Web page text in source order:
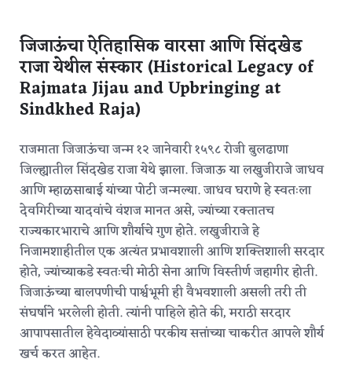
जिजाऊंचा ऐतिहासिक वारसा आणि सिंदखेड
राजा येथील संस्कार (Historical Legacy of
Rajmata Jijau and Upbringing at
Sindkhed Raja)
राजमाता जिजाऊंचा जन्म १२ जानेवारी १५९८ रोजी बुलढाणा
जिल्ह्यातील सिंदखेड राजा येथे झाला.जिजाऊ या लखुजीराजे जाधव
आणि म्हाळसाबाई यांच्या पोटी जन्मल्या. जाधव घराणे हे स्वतःला
देवगिरीच्या यादवांचे वंशज मानत असे, ज्यांच्या रक्तातच
राज्यकारभाराचे आणि शौर्याचे गुण होते.लखुजीराजे हे
निजामशाहीतील एक अत्यंत प्रभावशाली आणि शक्तिशाली सरदार
होते, ज्यांच्याकडे स्वतःची मोठी सेना आणि विस्तीर्ण जहागीर होती.
जिजाऊंच्या बालपणीची पार्श्वभूमी ही वैभवशाली असली तरी ती
संघर्षाने भरलेली होती. त्यांनी पाहिले होते की, मराठी सरदार
आपापसातील हेवेदाव्यांसाठी परकीय सत्तांच्या चाकरीत आपले शौर्य
खर्च करत आहेत.